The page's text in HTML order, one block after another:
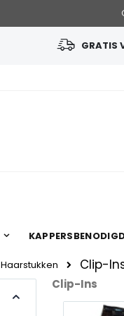
GRATIS
Haarstukken Clip-
Clip-Ins